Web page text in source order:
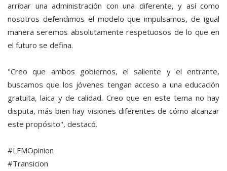
arribar una administración con una diferente, y así como
nosotros defendimos el modelo que impulsamos, de igual
manera seremos absolutamente respetuosos de lo que en
el futuro se defina.
"Creo que ambos gobiernos, el saliente y el entrante,
buscamos que los jóvenes tengan acceso a una educación
gratuita, laica y de calidad. Creo que en este tema no hay
disputa, más bien hay visiones diferentes de cómo alcanzar
este propósito", destacó.
#LFMOpinion
#Transicion